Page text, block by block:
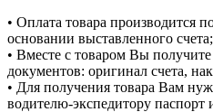
• Оплата товара производится
основании выставленного счета;
• Вместе с товаром Вы
документов: оригинал счета,
• Для получения товара Вам
водителю-экспедитору паспорт